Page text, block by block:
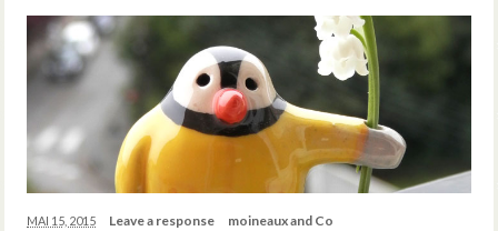
MAI 15, 2015 Leave a response moineaux and Co